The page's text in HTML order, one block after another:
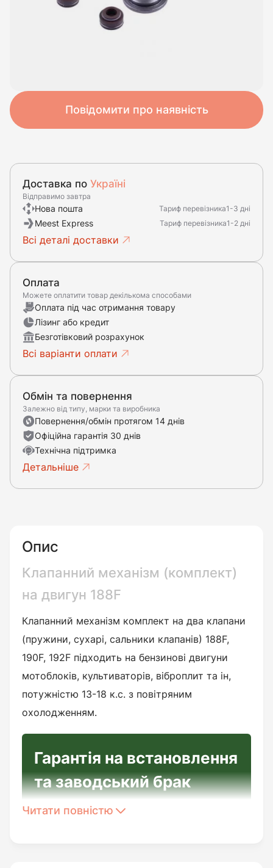
Повідомити про наявність
Доставка по Україні
Відправимо завтра
Нова пошта Тариф перевізника1-3 дні
Meest Express Тариф перевізника1-2 дні
Всі деталі доставки
Оплата
Можете оплатити товар декількома способами
Оплата під час отримання товару
Лізинг або кредит
Безготівковий розрахунок
Всі варіанти оплати
Обмін та повернення
Залежно від типу, марки та виробника
Повернення/обмін протягом 14 днів
Офіційна гарантія 30 днів
Технічна підтримка
Детальніше
Опис
Клапанний механізм (комплект)
на двигун 188F
Клапанний механізм комплект на два клапани
(пружини, сухарі, сальники клапанів) 188F,
190F, 192F підходить на бензинові двигуни
мотоблоків, культиваторів, віброплит та ін,
потужністю 13-18 к.с. з повітряним
охолодженням.
Гарантія на встановлення
та заводський брак
Читати повністю